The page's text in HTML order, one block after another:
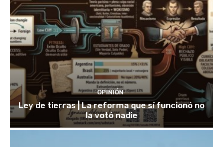
OPINIÓN
Ley de tierras | La reforma que sí funcionó no
la votó nadie